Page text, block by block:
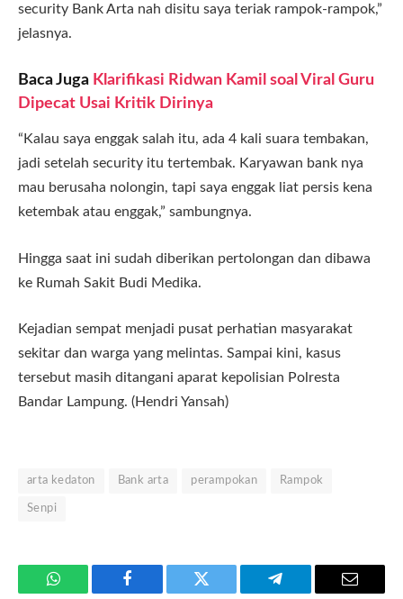
security Bank Arta nah disitu saya teriak rampok-rampok,”
jelasnya.
Baca Juga Klarifikasi Ridwan Kamil soal Viral Guru
Dipecat Usai Kritik Dirinya
“Kalau saya enggak salah itu, ada 4 kali suara tembakan,
jadi setelah security itu tertembak. Karyawan bank nya
mau berusaha nolongin, tapi saya enggak liat persis kena
ketembak atau enggak,” sambungnya.
Hingga saat ini sudah diberikan pertolongan dan dibawa
ke Rumah Sakit Budi Medika.
Kejadian sempat menjadi pusat perhatian masyarakat
sekitar dan warga yang melintas. Sampai kini, kasus
tersebut masih ditangani aparat kepolisian Polresta
Bandar Lampung. (Hendri Yansah)
arta kedaton Bank arta perampokan Rampok
Senpi
WhatsApp Facebook Twitter Telegram Email